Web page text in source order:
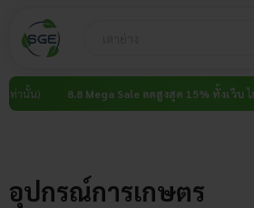
content
8.8 Mega Sale ลดสูงสุด 15% ทั้งเว็บไม่มีขั้นต่ำ (วั
อุปกรณ์การเกษตร